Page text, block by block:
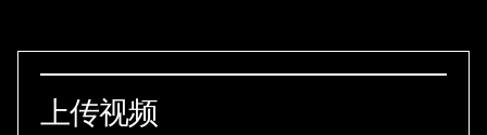
上传视频